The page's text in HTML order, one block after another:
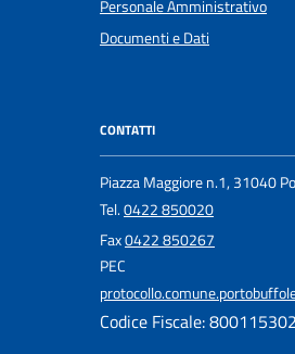
Personale Amministrativo
Documenti e Dati
CONTATTI
Piazza Maggiore n.1, 31040
Tel.0422 850020
Fax0422 850267
PEC
Codice Fiscale: